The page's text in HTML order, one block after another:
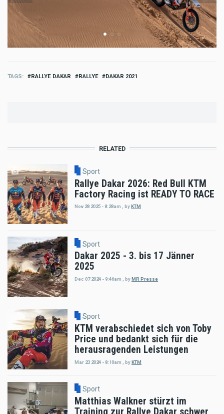
TAGS RALLYE DAKAR RALLYE DAKAR 2021
RELATED
Sport
Rallye Dakar 2026: Red Bull KTM
Factory Racing ist READY TO RACE
Nov 28 2025 - 8:28am byKTM
Sport
Dakar 2025 - 3. bis 17 Jänner
2025
Dec 07 2024 - 9:46am byMR Presse
Sport
KTM verabschiedet sich von Toby
Price und bedankt sich für die
herausragenden Leistungen
Mar 23 2024 - 8:10am byKTM
Sport
Matthias Walkner stürzt im